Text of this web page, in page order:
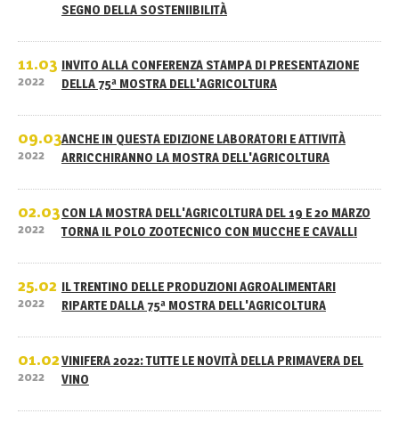
SEGNO DELLA SOSTENIIBILITÀ
11.03
2022
INVITO ALLA CONFERENZA STAMPA DI PRESENTAZIONE
DELLA 75ª MOSTRA DELL'AGRICOLTURA
09.03
2022
ANCHE IN QUESTA EDIZIONE LABORATORI E ATTIVITÀ
ARRICCHIRANNO LA MOSTRA DELL'AGRICOLTURA
02.03
2022
CON LA MOSTRA DELL'AGRICOLTURA DEL 19 E 20 MARZO
TORNA IL POLO ZOOTECNICO CON MUCCHE E CAVALLI
25.02
2022
IL TRENTINO DELLE PRODUZIONI AGROALIMENTARI
RIPARTE DALLA 75ª MOSTRA DELL'AGRICOLTURA
01.02
2022
VINIFERA 2022: TUTTE LE NOVITÀ DELLA PRIMAVERA DEL
VINO